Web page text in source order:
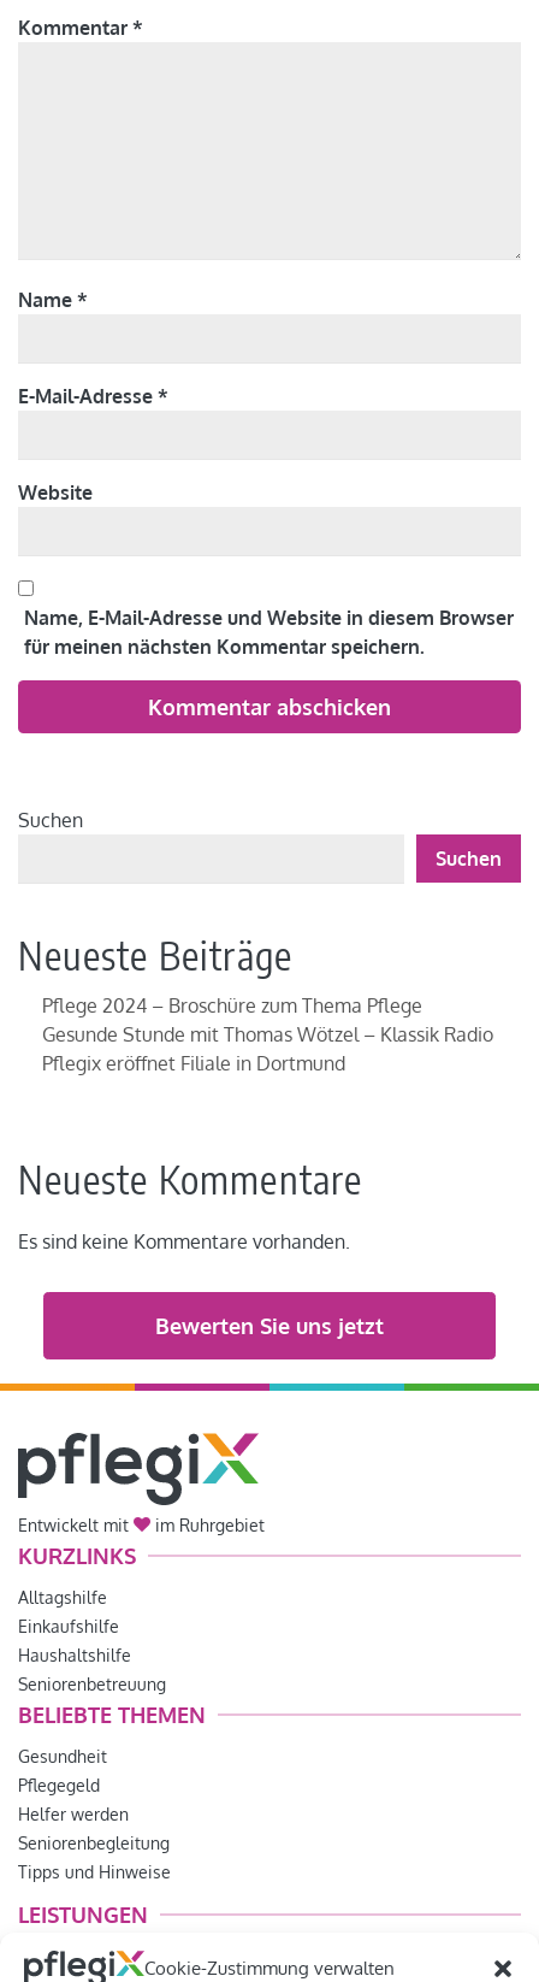
Cookie-Zustimmung verwalten
Kommentar *
Name *
E-Mail-Adresse *
Website
Name, E-Mail-Adresse und Website in diesem Browser
für meinen nächsten Kommentar speichern.
Suchen
Suchen
Neueste Beiträge
Pflege 2024 – Broschüre zum Thema Pflege
Gesunde Stunde mit Thomas Wötzel – Klassik Radio
Pflegix eröffnet Filiale in Dortmund
Neueste Kommentare
Es sind keine Kommentare vorhanden.
Bewerten Sie uns jetzt
Entwickelt mit im Ruhrgebiet
KURZLINKS
Alltagshilfe
Einkaufshilfe
Haushaltshilfe
Seniorenbetreuung
BELIEBTE THEMEN
Gesundheit
Pflegegeld
Helfer werden
Seniorenbegleitung
Tipps und Hinweise
LEISTUNGEN
Lebensfreude